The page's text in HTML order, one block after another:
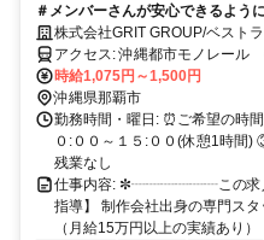
＃メンバーさんが安心できるよう
を目指しています！！まずは見学か
株式会社GRIT GROUP/ベスト
アクセス: 沖縄都市モノレール ゆいレール旭橋駅 那覇バスターミナ
ル近く
時給1,075円～1,500円
沖縄県那覇市
勤務時間・曜日: ⏰ご希望の時
０:００～１５:００(休憩1時
残業なし
仕事内容: ✼┈┈┈┈┈┈この求
指導】 制作会社出身の専門ス
（月給15万円以上の実績あり